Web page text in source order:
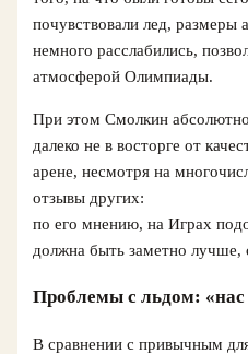
почувствовали лед,
немного расслабились,
атмосферой Олимпиады.
При этом Смолкин
далеко не в восторге от
арене, несмотря на
отзывы других:
по его мнению, на Играх
должна быть заметно лучше,
Проблемы с льдом: «нас
В сравнении с привычным